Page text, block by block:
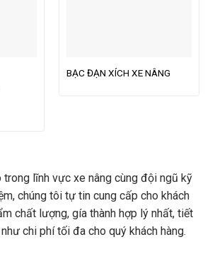
BẠC ĐẠN XÍCH XE NÂNG
lĩnh vực xe nâng cùng đội ngũ kỹ
chúng tôi tự tin cung cấp cho khách
chất lượng, gía thành hợp lý nhất, tiết
chi phí tối đa cho quý khách hàng.